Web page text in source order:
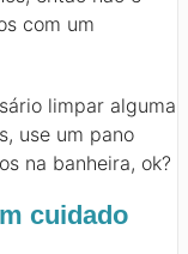
com um
limpar alguma
use um pano
na banheira, ok?
cuidado